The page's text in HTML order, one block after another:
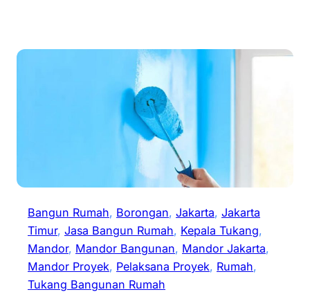
Bangun Rumah, Borongan, Jakarta, Jakarta
Timur, Jasa Bangun Rumah, Kepala Tukang
Mandor, Mandor Bangunan, Mandor Jakarta
Mandor Proyek, Pelaksana Proyek, Rumah
Tukang Bangunan Rumah